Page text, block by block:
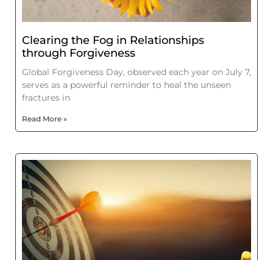
Clearing the Fog in Relationships
through Forgiveness
Global Forgiveness Day, observed each year on July 7,
serves as a powerful reminder to heal the unseen
fractures in
Read More »